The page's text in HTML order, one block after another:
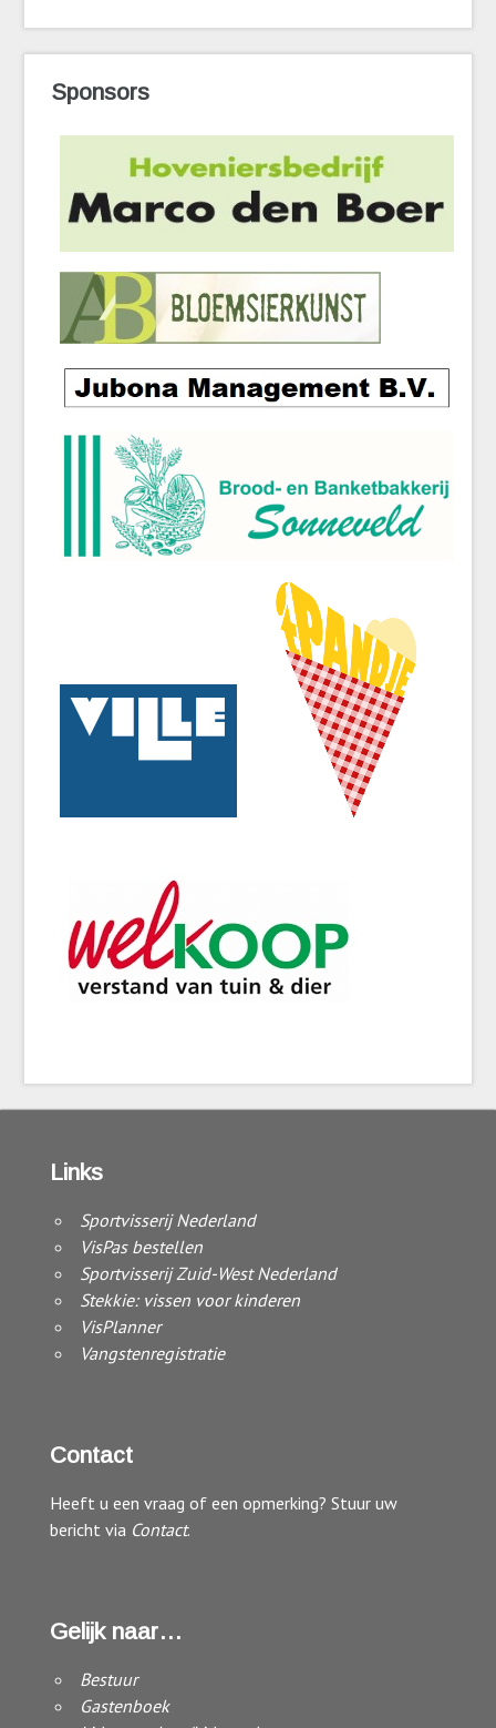
Sponsors
Links
Sportvisserij Nederland
VisPas bestellen
Sportvisserij Zuid-West Nederland
Stekkie: vissen voor kinderen
VisPlanner
Vangstenregistratie
Contact
Heeft u een vraag of een opmerking? Stuur uw
bericht via Contact.
Gelijk naar…
Bestuur
Gastenboek